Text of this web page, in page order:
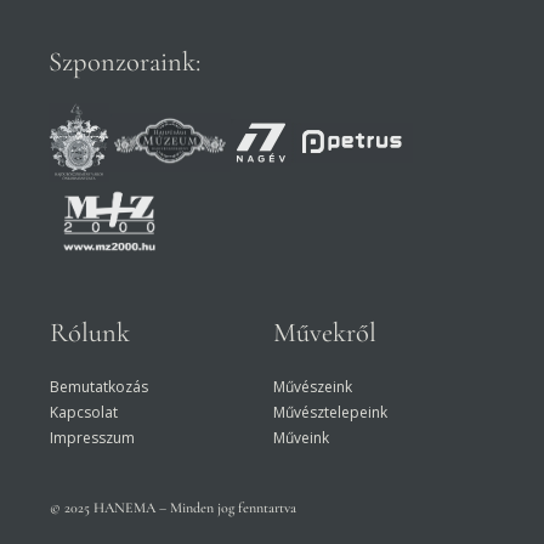
Szponzoraink:
Rólunk
Bemutatkozás
Kapcsolat
Impresszum
Művekről
Művészeink
Művésztelepeink
Műveink
© 2025 HANEMA – Minden jog fenntartva